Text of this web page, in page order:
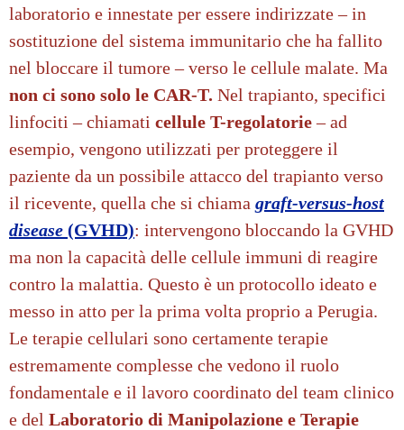
laboratorio e innestate per essere indirizzate – in
sostituzione del sistema immunitario che ha fallito
nel bloccare il tumore – verso le cellule malate. Ma
non ci sono solo le CAR-T. Nel trapianto, specifici
linfociti – chiamati cellule T-regolatorie– ad
esempio, vengono utilizzati per proteggere il
paziente da un possibile attacco del trapianto verso
il ricevente, quella che si chiama graft-versus-host
disease (GVHD): intervengono bloccando la GVHD
ma non la capacità delle cellule immuni di reagire
contro la malattia. Questo è un protocollo ideato e
messo in atto per la prima volta proprio a Perugia.
Le terapie cellulari sono certamente terapie
estremamente complesse che vedono il ruolo
fondamentale e il lavoro coordinato del team clinico
e del Laboratorio di Manipolazione e Terapie